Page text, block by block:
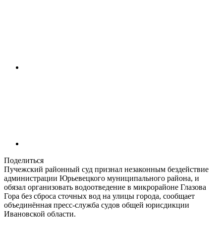
Поделиться
Пучежский районный суд признал незаконным бездействие
администрации Юрьевецкого муниципального района, и
обязал организовать водоотведение в микрорайоне Глазова
Гора без сброса сточных вод на улицы города, сообщает
объединённая пресс-служба судов общей юрисдикции
Ивановской области.